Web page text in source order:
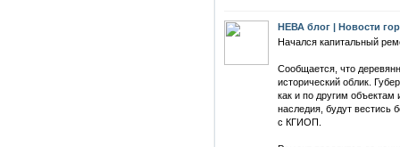
НЕВА блог | Новости
Начался капитальный
Сообщается, что
исторический облик.
как и по другим объектам
наследия, будут вестись
с КГИОП.